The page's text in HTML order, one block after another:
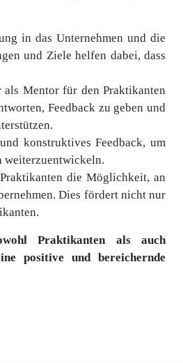
in das Unternehmen und die
und Ziele helfen dabei, dass
Mentor für den Praktikanten
Feedback zu geben und
konstruktives Feedback, um
weiterzuentwickeln.
die Möglichkeit, an
Dies fördert nicht nur
Praktikanten als auch
positive und bereichernde